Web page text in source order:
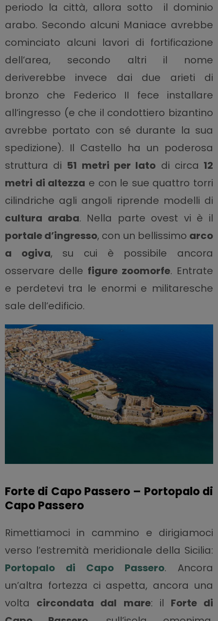
periodo la città, allora sotto il dominio
arabo. Secondo alcuni Maniace avrebbe
cominciato alcuni lavori di fortificazione
dell’area, secondo altri il nome
deriverebbe invece dai due arieti di
bronzo che Federico II fece installare
all’ingresso (e che il condottiero bizantino
avrebbe portato con sé durante la sua
spedizione). Il Castello ha un poderosa
struttura di 51 metri per lato di circa 12
metri di altezza e con le sue quattro torri
cilindriche agli angoli riprende modelli di
cultura araba. Nella parte ovest vi è il
portale d’ingresso, con un bellissimo arco
a ogiva, su cui è possibile ancora
osservare delle figure zoomorfe. Entrate
e perdetevi tra le enormi e militaresche
sale dell’edificio.
Forte di Capo Passero – Portopalo di
Capo Passero
Rimettiamoci in cammino e dirigiamoci
verso l’estremità meridionale della Sicilia:
Portopalo di Capo Passero. Ancora
un’altra fortezza ci aspetta, ancora una
volta circondata dal mare: il Forte di